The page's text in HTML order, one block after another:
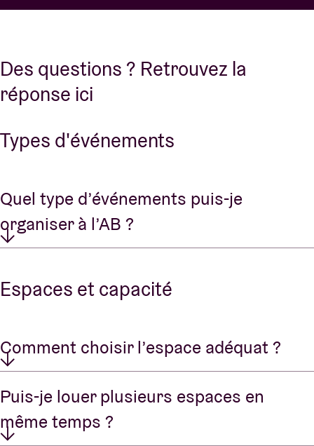
Des questions ? Retrouvez la
réponse ici
Types d'événements
Quel type d’événements puis-je
organiser à l’AB ?
Espaces et capacité
Comment choisir l’espace adéquat ?
Puis-je louer plusieurs espaces en
même temps ?